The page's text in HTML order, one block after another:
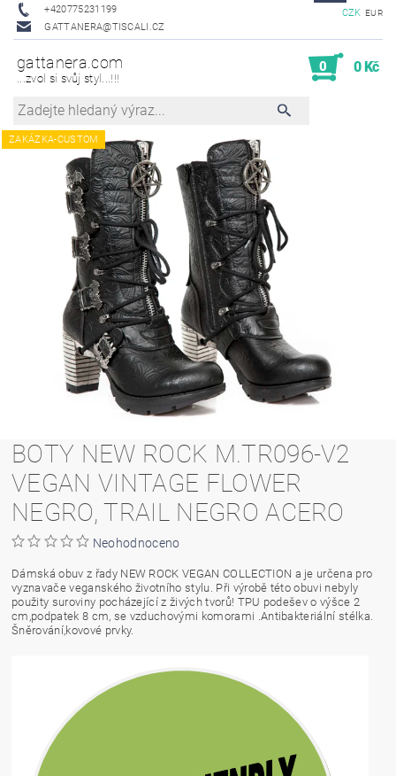
+420775231199
GATTANERA@TISCALI.CZ
CZK EUR
gattanera.com
...zvol si svůj styl...!!!
0 0 Kč
ZAKÁZKA-CUSTOM
BOTY NEW ROCK M.TR096-V2
VEGAN VINTAGE FLOWER
NEGRO, TRAIL NEGRO ACERO
Neohodnoceno
Dámská obuv z řady NEW ROCK VEGAN COLLECTION a je určena pro
vyznavače veganského životního stylu. Při výrobě této obuvi nebyly
použity suroviny pocházející z živých tvorů! TPU podešev o výšce 2
cm,podpatek 8 cm, se vzduchovými komorami .Antibakteriální stélka.
Šněrování,kovové prvky.